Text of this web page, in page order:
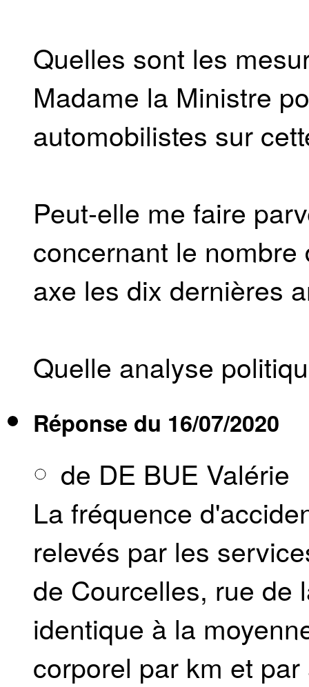
Quelles sont les
Madame la Ministre
automobilistes sur
Peut-elle me faire
concernant le
axe les dix dernières
Quelle analyse
Réponse du 16/07/2020
de DE BUE Valérie
La fréquence
relevés par les
de Courcelles, rue de
identique à la
corporel par km et par